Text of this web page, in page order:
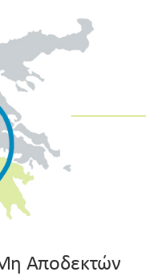
Αποδεκτών